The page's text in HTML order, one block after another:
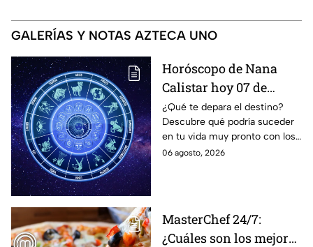
GALERÍAS Y NOTAS AZTECA UNO
Horóscopo de Nana
Calistar hoy 07 de
agosto; estos signos
podrían dejar de estar
solteros más pronto de
lo que imaginan y
¿Qué te depara el destino?
Descubre qué podría suceder
en tu vida muy pronto con los
horóscopos de Nana Calistar;
06 agosto, 2026
MasterChef 24/7:
¿Cuáles son los mejores